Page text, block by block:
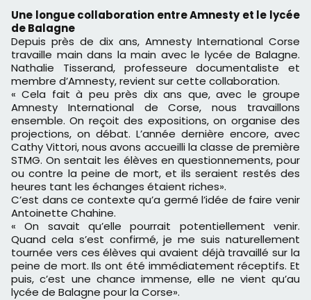
Une longue collaboration entre Amnesty et le lycée
de Balagne
Depuis près de dix ans, Amnesty International Corse
travaille main dans la main avec le lycée de Balagne.
Nathalie Tisserand, professeure documentaliste et
membre d’Amnesty, revient sur cette collaboration.
« Cela fait à peu près dix ans que, avec le groupe
Amnesty International de Corse, nous travaillons
ensemble. On reçoit des expositions, on organise des
projections, on débat. L’année dernière encore, avec
Cathy Vittori, nous avons accueilli la classe de première
STMG. On sentait les élèves en questionnements, pour
ou contre la peine de mort, et ils seraient restés des
heures tant les échanges étaient riches».
C’est dans ce contexte qu’a germé l’idée de faire venir
Antoinette Chahine.
« On savait qu’elle pourrait potentiellement venir.
Quand cela s’est confirmé, je me suis naturellement
tournée vers ces élèves qui avaient déjà travaillé sur la
peine de mort. Ils ont été immédiatement réceptifs. Et
puis, c’est une chance immense, elle ne vient qu’au
lycée de Balagne pour la Corse».